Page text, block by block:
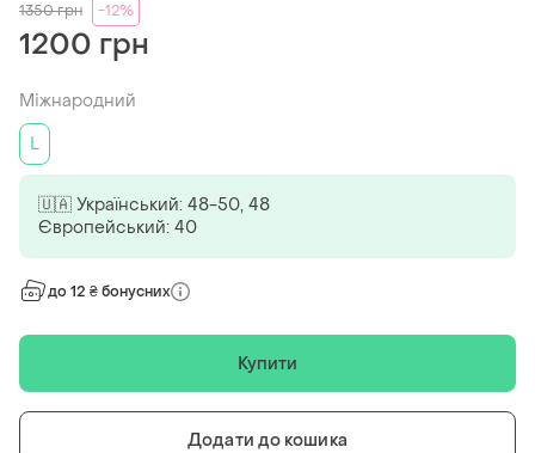
1350грн -12%
1200 грн
Міжнародний
L
🇺🇦 Український: 48-50, 48
Європейський: 40
до 12 ₴ бонусних
Купити
Додати до кошика